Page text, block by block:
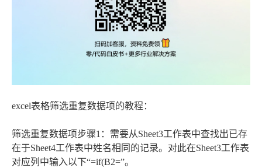
excel表格筛选重复数据项的教程：
筛选重复数据项步骤1：需要从Sheet3工作表中查找出已存
在于Sheet4工作表中姓名相同的记录。对此在Sheet3工作表
对应列中输入以下“=if(B2=”。